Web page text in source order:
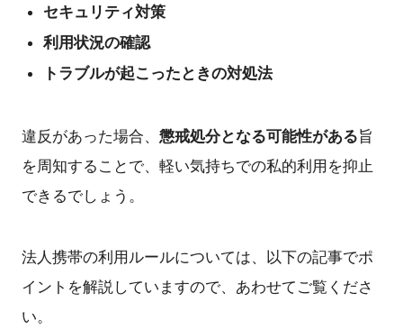
セキュリティ対策
利用状況の確認
トラブルが起こったときの対処法
違反があった場合、 懲戒処分となる可能性がある旨
を周知することで、軽い気持ちでの私的利用を抑止
できるでしょう。
法人携帯の利用ルールについては、以下の記事でポ
イントを解説していますので、あわせてご覧くださ
い。